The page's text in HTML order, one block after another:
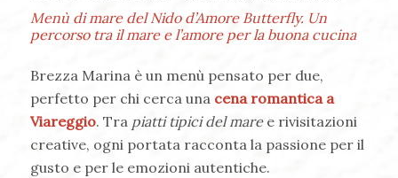
Menù di mare del Nido d’Amore Butterfly. Un
percorso tra il mare e l’amore per la buona cucina
Brezza Marina è un menù pensato per due,
perfetto per chi cerca una cena romantica a
Viareggio. Tra piatti tipici del maree rivisitazioni
creative, ogni portata racconta la passione per il
gusto e per le emozioni autentiche.